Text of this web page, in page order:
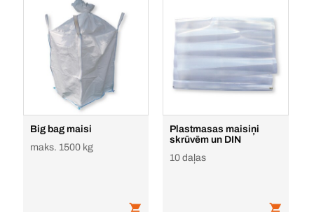
Big bag maisi
maks. 1500 kg
Plastmasas maisiņi
skrūvēm un DIN
10 daļas